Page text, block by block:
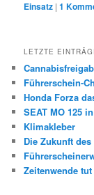
Einsatz |1
LETZTE
Führerschein-
Honda Forza
SEAT MO 125
Klimakleber
Die Zukunft
Zeitenwende